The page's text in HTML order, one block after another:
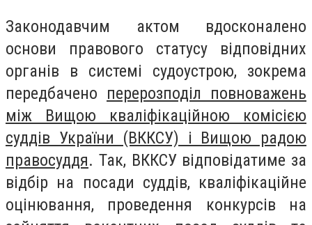
Законодавчим актом вдосконалено
основи правового статусу відповідних
органів в системі судоустрою, зокрема
передбачено перерозподіл повноважень
між Вищою кваліфікаційною комісією
суддів України (ВККСУ) і Вищою радою
правосуддя. Так, ВККСУ відповідатиме за
відбір на посади суддів, кваліфікаційне
оцінювання, проведення конкурсів на